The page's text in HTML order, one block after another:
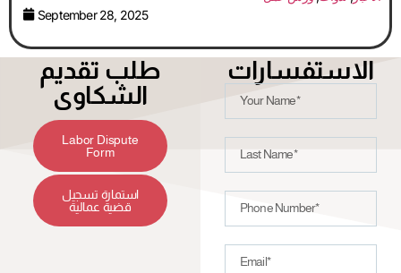
September 28, 2025
طلب تقديم
الشكاوى
Labor Dispute
Form
استمارة تسجيل
قضية عمالية
الاستفسارات